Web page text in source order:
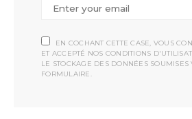
EN COCHANT CETTE CASE, VOUS
ET ACCEPTÉ NOS CONDITIONS
LE STOCKAGE DES DONNÉES SOUMISES
FORMULAIRE.